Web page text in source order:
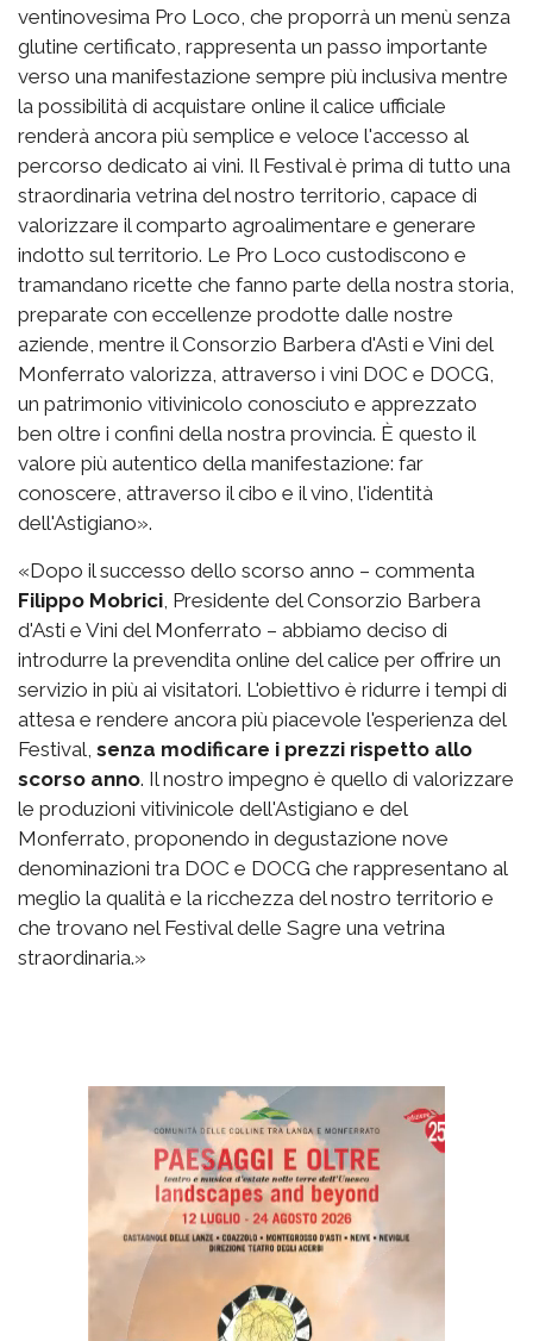
ventinovesima Pro Loco, che proporrà un menù senza
glutine certificato, rappresenta un passo importante
verso una manifestazione sempre più inclusiva mentre
la possibilità di acquistare online il calice ufficiale
renderà ancora più semplice e veloce l'accesso al
percorso dedicato ai vini. Il Festival è prima di tutto una
straordinaria vetrina del nostro territorio, capace di
valorizzare il comparto agroalimentare e generare
indotto sul territorio. Le Pro Loco custodiscono e
tramandano ricette che fanno parte della nostra storia,
preparate con eccellenze prodotte dalle nostre
aziende, mentre il Consorzio Barbera d'Asti e Vini del
Monferrato valorizza, attraverso i vini DOC e DOCG,
un patrimonio vitivinicolo conosciuto e apprezzato
ben oltre i confini della nostra provincia. È questo il
valore più autentico della manifestazione: far
conoscere, attraverso il cibo e il vino, l'identità
dell'Astigiano».
«Dopo il successo dello scorso anno – commenta
Filippo Mobrici , Presidente del Consorzio Barbera
d'Asti e Vini del Monferrato – abbiamo deciso di
introdurre la prevendita online del calice per offrire un
servizio in più ai visitatori. L'obiettivo è ridurre i tempi di
attesa e rendere ancora più piacevole l'esperienza del
Festival, senza modificare i prezzi rispetto allo
scorso anno. Il nostro impegno è quello di valorizzare
le produzioni vitivinicole dell'Astigiano e del
Monferrato, proponendo in degustazione nove
denominazioni tra DOC e DOCG che rappresentano al
meglio la qualità e la ricchezza del nostro territorio e
che trovano nel Festival delle Sagre una vetrina
straordinaria.»